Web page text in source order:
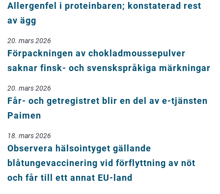
Allergenfel i proteinbaren; konstaterad rest
av ägg
20. mars 2026
Förpackningen av chokladmoussepulver
saknar finsk- och svenskspråkiga märkningar
20. mars 2026
Får- och getregistret blir en del av e-tjänsten
Paimen
18. mars 2026
Observera hälsointyget gällande
blåtungevaccinering vid förflyttning av nöt
och får till ett annat EU-land